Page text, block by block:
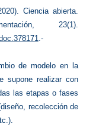
Ciencia abierta.
23(1).
.-
de modelo en la
supone realizar con
las etapas o fases
recolección de